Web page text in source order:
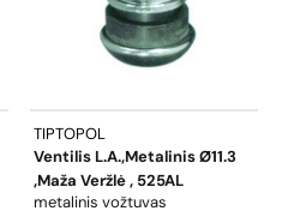
TIPTOPOL
Ventilis L.a.,metalinis Ø11.3
,maža Veržlė , 525AL
metalinis vožtuvas